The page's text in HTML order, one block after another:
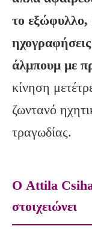
το εξώφυλλο,
άλμπουμ με
κίνηση
ζωντανό
τραγωδίας.
Ο Attila
στοιχειώνει